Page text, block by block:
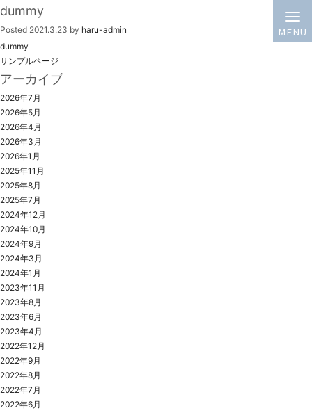
dummy
Posted 2021.3.23 by haru-admin
検索:
固定ページ
dummy
サンプルページ
アーカイブ
2026年7月
2026年5月
2026年4月
2026年3月
2026年1月
2025年11月
2025年8月
2025年7月
2024年12月
2024年10月
2024年9月
2024年3月
2024年1月
2023年11月
2023年8月
2023年6月
2023年4月
2022年12月
2022年9月
2022年8月
2022年7月
2022年6月